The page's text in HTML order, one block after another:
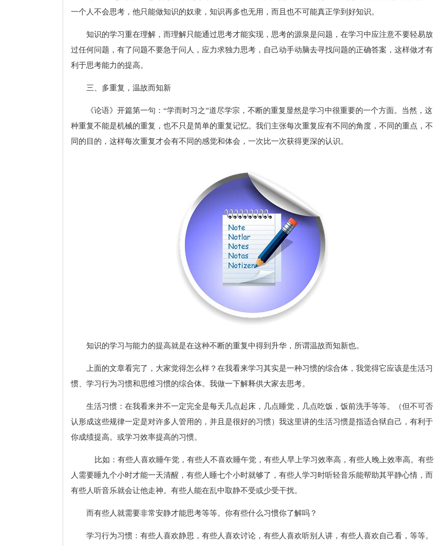
一个人不会思考，他只能做知识的奴隶，知识再多也无用，而且也不可能真正学到好知识。
知识的学习重在理解，而理解只能通过思考才能实现，思考的源泉是问题，在学习中应注意不要轻易放
过任何问题，有了问题不要急于问人，应力求独力思考，自己动手动脑去寻找问题的正确答案，这样做才有
利于思考能力的提高。
三、多重复，温故而知新
《论语》开篇第一句：“学而时习之”道尽学宗，不断的重复显然是学习中很重要的一个方面。当然，这
种重复不能是机械的重复，也不只是简单的重复记忆。我们主张每次重复应有不同的角度，不同的重点，不
同的目的，这样每次重复才会有不同的感觉和体会，一次比一次获得更深的认识。
知识的学习与能力的提高就是在这种不断的重复中得到升华，所谓温故而知新也。
上面的文章看完了，大家觉得怎么样？在我看来学习其实是一种习惯的综合体，我觉得它应该是生活习
惯、学习行为习惯和思维习惯的综合体。我做一下解释供大家去思考。
生活习惯：在我看来并不一定完全是每天几点起床，几点睡觉，几点吃饭，饭前洗手等等。（但不可否
认形成这些规律一定是对许多人管用的，并且是很好的习惯）我这里讲的生活习惯是指适合狱自己，有利于
你成绩提高。或学习效率提高的习惯。
比如：有些人喜欢睡午觉，有些人不喜欢睡午觉，有些人早上学习效率高，有些人晚上效率高。有些
人需要睡九个小时才能一天清醒，有些人睡七个小时就够了，有些人学习时听轻音乐能帮助其平静心情，而
有些人听音乐就会让他走神。有些人能在乱中取静不受或少受干扰。
而有些人就需要非常安静才能思考等等。你有些什么习惯你了解吗？
学习行为习惯：有些人喜欢静思，有些人喜欢讨论，有些人喜欢听别人讲，有些人喜欢自己看，等等。